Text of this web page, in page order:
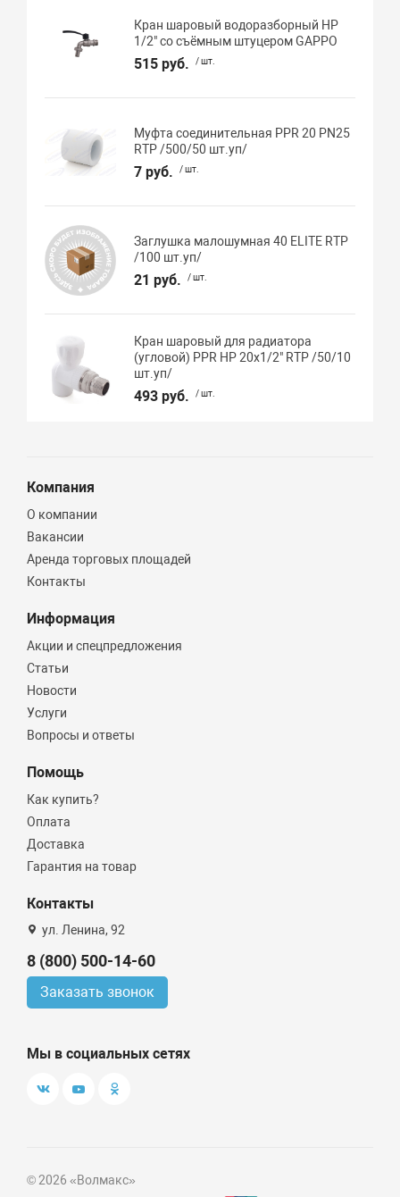
Кран шаровый водоразборный НР
1/2" со съёмным штуцером GAPPO
515 руб. / шт.
Муфта соединительная PPR 20 PN25
RTP /500/50 шт.уп/
7 руб. / шт.
Заглушка малошумная 40 ELITE RTP
/100 шт.уп/
21 руб. / шт.
Кран шаровый для радиатора
(угловой) PPR НР 20х1/2" RTP /50/10
шт.уп/
493 руб. / шт.
Компания
О компании
Вакансии
Аренда торговых площадей
Контакты
Информация
Акции и спецпредложения
Статьи
Новости
Услуги
Вопросы и ответы
Помощь
Как купить?
Оплата
Доставка
Гарантия на товар
Контакты
ул. Ленина, 92
8 (800) 500-14-60
Заказать звонок
Мы в социальных сетях
© 2026 «Волмакс»